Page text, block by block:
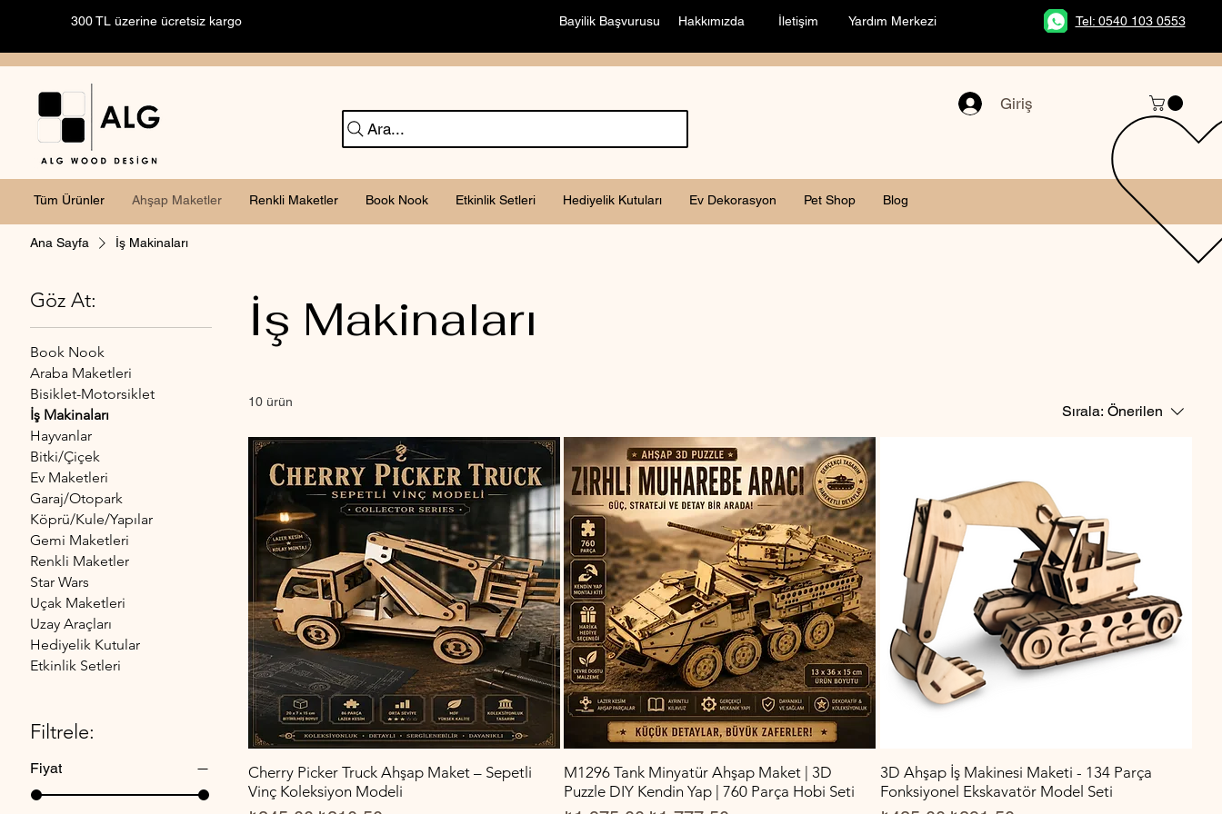
300 TL üzerine ücretsiz kargo Tel: 0540 103 0553
Yardım Merkezi
İletişim
Hakkımızda
Bayilik Başvurusu
Ara...
Giriş
Tüm Ürünler Ahşap Maketler Renkli Maketler Book Nook Etkinlik Setleri Hediyelik Kutuları Ev Dekorasyon Pet Shop Blog
Ana Sayfa İş Makinaları
Göz At:
Book Nook
Araba Maketleri
Bisiklet-Motorsiklet
İş Makinaları
Hayvanlar
Bitki/Çiçek
Ev Maketleri
Garaj/Otopark
Köprü/Kule/Yapılar
Gemi Maketleri
Renkli Maketler
Star Wars
Uçak Maketleri
Uzay Araçları
Hediyelik Kutular
Etkinlik Setleri
Filtrele:
Fiyat
İş Makinaları
10 ürün
Sırala: Önerilen
Cherry Picker Truck Ahşap Maket – Sepetli
Vinç Koleksiyon Modeli
M1296 Tank Minyatür Ahşap Maket | 3D
Puzzle DIY Kendin Yap | 760 Parça Hobi Seti
3D Ahşap İş Makinesi Maketi - 134 Parça
Fonksiyonel Ekskavatör Model Seti